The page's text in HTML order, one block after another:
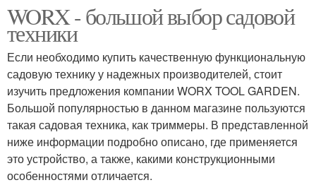
WORX - большой выбор садовой
техники
Если необходимо купить качественную функциональную
садовую технику у надежных производителей, стоит
изучить предложения компании WORX TOOL GARDEN.
Большой популярностью в данном магазине пользуются
такая садовая техника, как триммеры. В представленной
ниже информации подробно описано, где применяется
это устройство, а также, какими конструкционными
особенностями отличается.